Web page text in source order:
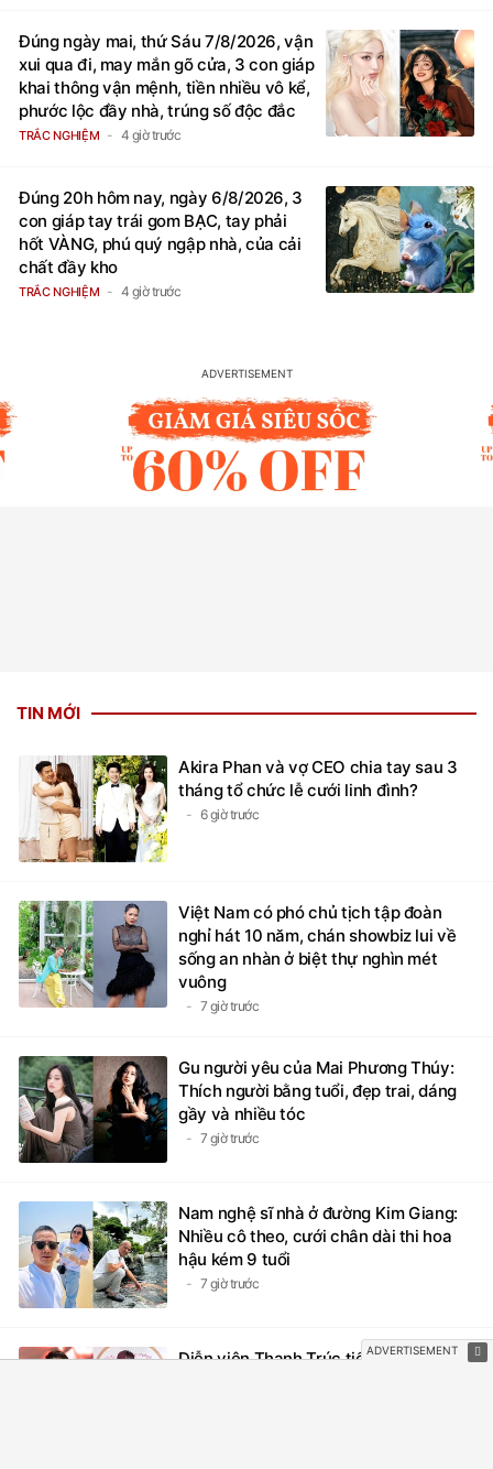
Đúng ngày mai, thứ Sáu 7/8/2026, vận
xui qua đi, may mắn gõ cửa, 3 con giáp
khai thông vận mệnh, tiền nhiều vô kể,
phước lộc đầy nhà, trúng số độc đắc
TRẮC NGHIỆM 4 giờ trước
Đúng 20h hôm nay, ngày 6/8/2026, 3
con giáp tay trái gom BẠC, tay phải
hốt VÀNG, phú quý ngập nhà, của cải
chất đầy kho
TRẮC NGHIỆM 4 giờ trước
TIN MỚI
Akira Phan và vợ CEO chia tay sau 3
tháng tổ chức lễ cưới linh đình?
6 giờ trước
Việt Nam có phó chủ tịch tập đoàn
nghỉ hát 10 năm, chán showbiz lui về
sống an nhàn ở biệt thự nghìn mét
vuông
7 giờ trước
Gu người yêu của Mai Phương Thúy:
Thích người bằng tuổi, đẹp trai, dáng
gầy và nhiều tóc
7 giờ trước
Nam nghệ sĩ nhà ở đường Kim Giang:
Nhiều cô theo, cưới chân dài thi hoa
hậu kém 9 tuổi
7 giờ trước
Diễn viên Thanh Trúc tiết lộ tình trạng